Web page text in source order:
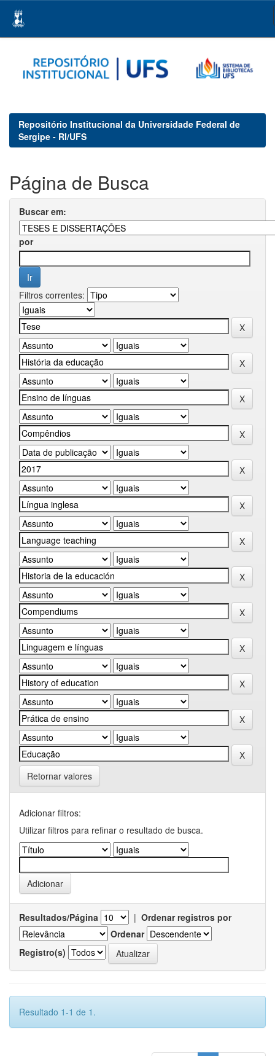
navigation
Repositório Institucional da Universidade Federal de
Sergipe - RI/UFS
Página de Busca
Buscar em:
por
Filtros correntes:
Retornar valores
Adicionar filtros:
Utilizar filtros para refinar o resultado de busca.
Resultados/Página | Ordenar registros por
Ordenar
Registro(s)
Resultado 1-1 de 1.